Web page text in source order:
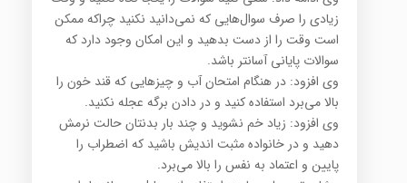
زیادی را صرف سوال‌هایی که نمی‌دانید نکنید چراکه ممکن
است وقت را از دست بدهید و این امکان وجود دارد که
سوالات پایانی آسانتر باشد.
وی افزود: در هنگام امتحان آب و چیزهایی که قند خون را
بالا می‌برد استفاده کنید و در دادن برگه عجله نکنید.
وی افزود: زیاد خم نشوید و چند بار بدنتان حالت نرمش
دهید و در خانواده مثبت اندیش باشید که اضطراب را
پایین و اعتماد به نفس را بالا می‌برد.